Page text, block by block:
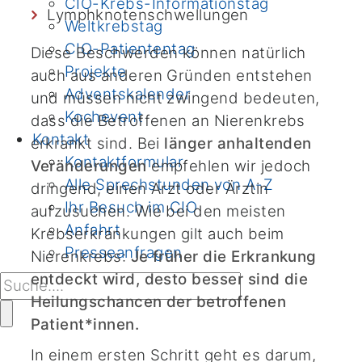
Weltkrebstag
CIO-Patiententag
Projekte
Adventskalender
Kochevent
Kontakt
Kontaktformular
Alle Sprechstunden von A-Z
Ihr Besuch im CIO
Anfahrt
Presseanfragen
Lymphknotenschwellungen
Diese Beschwerden können natürlich
auch aus anderen Gründen entstehen
und müssen nicht zwingend bedeuten,
dass die Betroffenen an Nierenkrebs
erkrankt sind. Bei länger anhaltenden
Veränderungenempfehlen wir jedoch
dringend, einen Arzt oder Ärztin
aufzusuchen. Wie bei den meisten
Krebserkrankungen gilt auch beim
Nierenkrebs:Je früher die Erkrankung
entdeckt wird, desto besser sind die
Heilungschancen der betroffenen
Patient*innen.
In einem ersten Schritt geht es darum,